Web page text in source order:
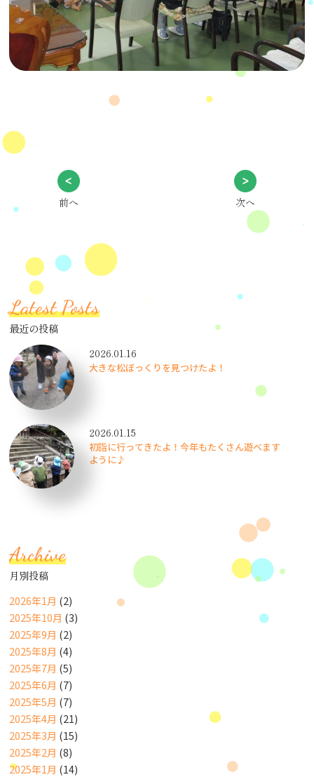
前へ 次へ
Latest Posts
最近の投稿
2026.01.16
大きな松ぼっくりを見つけたよ！
2026.01.15
初詣に行ってきたよ！今年もたくさん遊べます
ように♪
Archive
月別投稿
2026年1月 (2)
2025年10月 (3)
2025年9月 (2)
2025年8月 (4)
2025年7月 (5)
2025年6月 (7)
2025年5月 (7)
2025年4月 (21)
2025年3月 (15)
2025年2月 (8)
2025年1月 (14)